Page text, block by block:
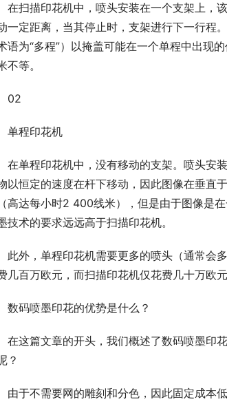
在扫描印花机中，喷头安装在一个支架上，
一定距离，当其停止时，支架进行下一行程
语为“多程”）以掩盖可能在一个单程中出现
不等。
02
单程印花机
在单程印花机中，没有移动的支架。喷头安
以恒定的速度在杆下移动，因此图像在垂直
高达每小时2 400线米），但是由于图像是
技术的要求远远高于扫描印花机。
此外，单程印花机需要更多的喷头（通常会
几百万欧元，而扫描印花机仅花费几十万欧元
数码喷墨印花的优势是什么？
在这篇文章的开头，我们概述了数码喷墨印
？
由于不需要网的雕刻和分色，因此固定成本低